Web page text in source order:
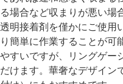
る場合など収まりが悪い場
透明接着剤を僅かにご使用
り簡単に作業することが可
やすいですが、リングゲー
だけます。華奢なデザイン